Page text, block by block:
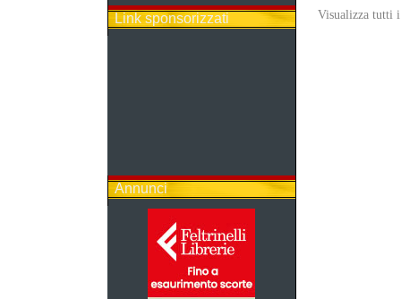
Link sponsorizzati
Annunci
Visualizza tutti